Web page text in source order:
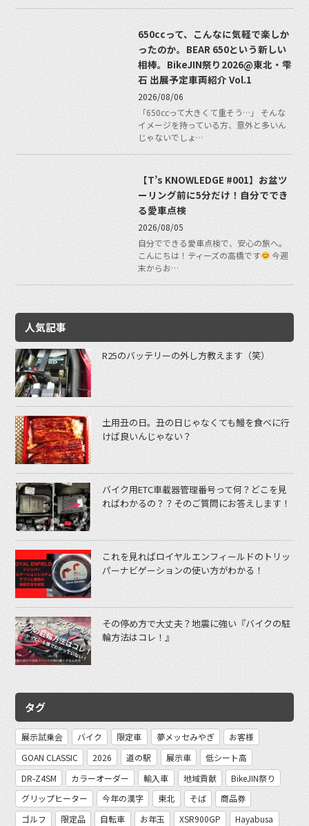
650ccって、こんなに気軽で楽しか
ったのか。BEAR 650という新しい
相棒。BikeJIN祭り2026@東北・雫
石 出展予定車両紹介 Vol.1
2026/08/06
「650ccって大きくて重そう…」 そんな
イメージを持っている方、意外と多いん
じゃないでしょ…
【T’s KNOWLEDGE #001】お盆ツ
ーリング前に5分だけ！自分ででき
る愛車点検
2026/08/05
自分でできる愛車点検で、安心の旅へ。
こんにちは！ティーズの高橋です
今週
末からお…
人気記事
R25のバッテリーの外し方教えます（笑）
土用丑の日。丑の日じゃなくても鰻を食べに行
けば良いんじゃない？
バイク用ETC車載器管理番号って何？どこを見
ればわかるの？？そのご質問にお答えします！
これを見ればロイヤルエンフィールドのトリッ
パーナビゲーションの使い方がわかる！
その停め方で大丈夫？地震に強い『バイクの駐
輪方法はコレ！』
タグ
展示試乗会 バイク 限定車 夢メッセみやぎ
お客様
GOAN CLASSIC
2026 道の駅 展示車
低シート高
DR-Z4SM
カラーオーダー 輸入車 地域貢献
BikeJIN祭り
グリップヒーター
今年の漢字 東北 そば
商品券
ゴルフ
限定品 自転車 お年玉 XSR900GP
Hayabusa